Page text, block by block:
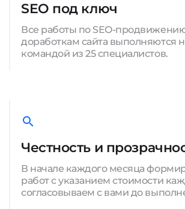
SEO под ключ
Все работы по SEO-
доработкам сайта выполняются
командой из 25 специалистов.
Честность и
В начале каждого месяца
работ с указанием стоимости
согласовываем с вами до